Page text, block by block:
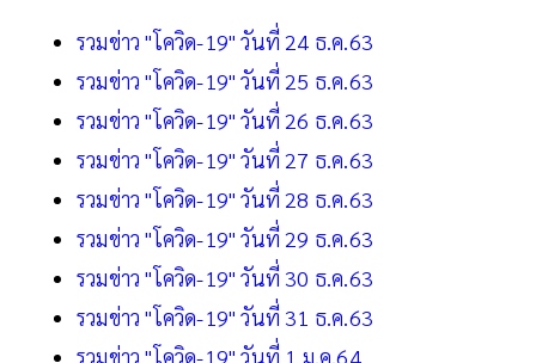
รวมข่าว "โควิด-19" วันที่ 24 ธ.ค.63
รวมข่าว "โควิด-19" วันที่ 25 ธ.ค.63
รวมข่าว "โควิด-19" วันที่ 26 ธ.ค.63
รวมข่าว "โควิด-19" วันที่ 27 ธ.ค.63
รวมข่าว "โควิด-19" วันที่ 28 ธ.ค.63
รวมข่าว "โควิด-19" วันที่ 29 ธ.ค.63
รวมข่าว "โควิด-19" วันที่ 30 ธ.ค.63
รวมข่าว "โควิด-19" วันที่ 31 ธ.ค.63
รวมข่าว "โควิด-19" วันที่ 1 ม.ค.64